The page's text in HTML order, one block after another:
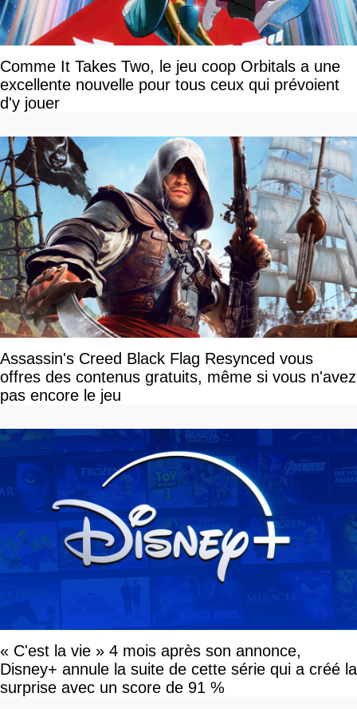
Comme It Takes Two, le jeu coop Orbitals a une
excellente nouvelle pour tous ceux qui prévoient
d'y jouer
Assassin's Creed Black Flag Resynced vous
offres des contenus gratuits, même si vous n'avez
pas encore le jeu
« C'est la vie » 4 mois après son annonce,
Disney+ annule la suite de cette série qui a créé la
surprise avec un score de 91 %